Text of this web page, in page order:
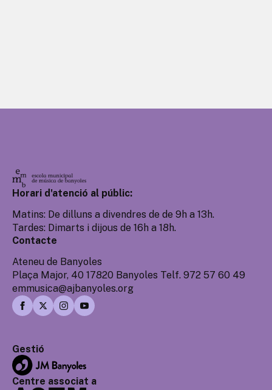
Horari d'atenció al públic:
Matins: De dilluns a divendres de de 9h a 13h.
Tardes: Dimarts i dijous de 16h a 18h.
Contacte
Ateneu de Banyoles
Plaça Major, 40 17820 Banyoles Telf. 972 57 60 49
emmusica@ajbanyoles.org
Gestió
Centre associat a